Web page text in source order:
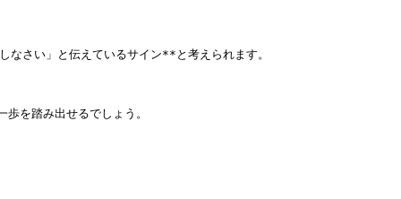
なさい」と伝えているサイン**と考えられます。
を踏み出せるでしょう。